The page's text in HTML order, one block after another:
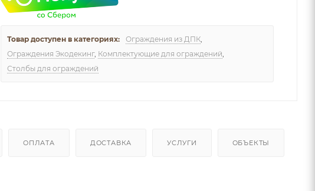
Товар доступен в категориях: Ограждения из ДПК,
Ограждения Экодекинг, Комплектующие для ограждений,
Столбы для ограждений
ОПЛАТА ДОСТАВКА УСЛУГИ ОБЪЕКТЫ